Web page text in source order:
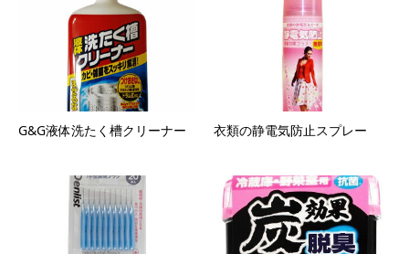
G&G液体洗たく槽クリーナー 衣類の静電気防止スプレー